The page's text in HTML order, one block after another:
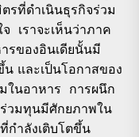
รที่ดำเนินธุรกิจร่วม
เราจะเห็นว่าภาค
รของอินเดียนั้นมี
และเป็นโอกาสของ
ในอาหาร การผนึก
วมทุนมีศักยภาพใน
กำลังเติบโตขึ้น